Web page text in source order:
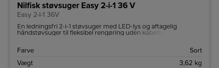
Nilfisk støvsuger Easy 2-i-1 36 V
Easy 2-I-1 36V
En ledningsfri 2-i-1 støvsuger med LED-lys og aftagelig
håndstøvsuger til fleksibel rengøring uden kabelbegrænsning –
Farve
Sort
Vægt
3,62 kg